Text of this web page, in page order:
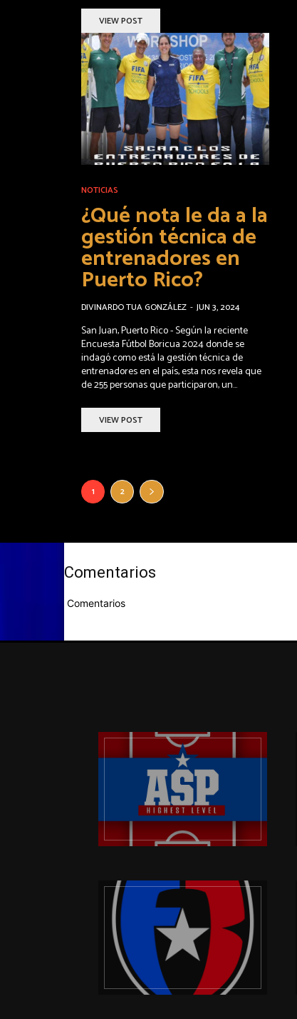
VIEW POST
NOTICIAS
¿Qué nota le da a la
gestión técnica de
entrenadores en
Puerto Rico?
DIVINARDO TUA GONZÁLEZ - JUN 3, 2024
San Juan, Puerto Rico - Según la reciente
Encuesta Fútbol Boricua 2024 donde se
indagó como está la gestión técnica de
entrenadores en el país, esta nos revela que
de 255 personas que participaron, un...
VIEW POST
1 2
Comentarios
Comentarios